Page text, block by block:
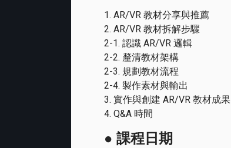
1. AR/VR 教材分享與推薦
2. AR/VR 教材拆解步驟
2-1. 認識 AR/VR 邏輯
2-2. 釐清教材架構
2-3. 規劃教材流程
2-4. 製作素材與輸出
3. 實作與創建 AR/VR 教材成果
4. Q&A 時間
● 課程日期